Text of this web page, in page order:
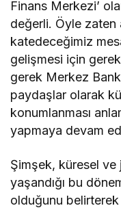
Finans Merkezi’
değerli. Öyle zaten
katedeceğimiz
gelişmesi için
gerek Merkez
paydaşlar olarak
konumlanması
yapmaya devam
Şimşek, küresel ve
yaşandığı bu
olduğunu belirterek